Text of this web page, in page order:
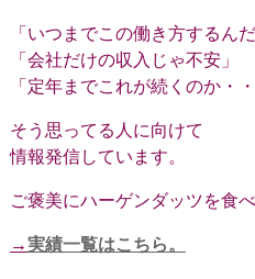
「いつまでこの働き方するん
「会社だけの収入じゃ不安」
「定年までこれが続くのか・・
そう思ってる人に向けて
情報発信しています。
ご褒美にハーゲンダッツを食
→実績一覧はこちら。